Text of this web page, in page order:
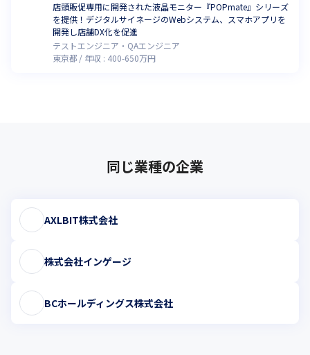
店頭販促専用に開発された液晶モニター『POPmate』シリーズ
を提供！デジタルサイネージのWebシステム、スマホアプリを
開発し店舗DX化を促進
テストエンジニア・QAエンジニア
東京都
年収 : 400-650万円
同じ業種の企業
AXLBIT株式会社
株式会社インゲージ
BCホールディングス株式会社